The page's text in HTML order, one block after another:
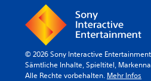
© 2026 Sony Interactive Entertainment
Sämtliche Inhalte, Spieltitel,
Alle Rechte vorbehalten. Mehr Infos